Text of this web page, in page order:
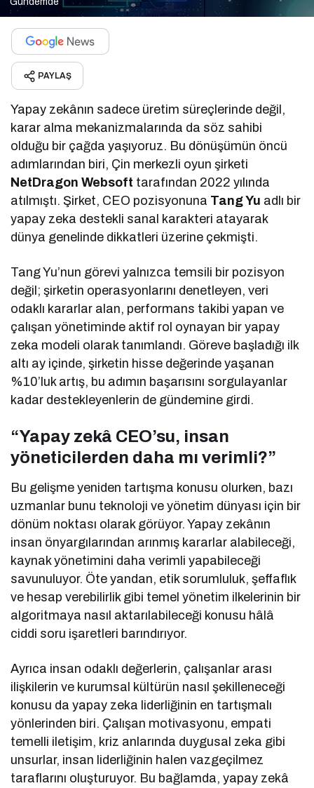
PAYLAŞ
Yapay zekânın sadece üretim süreçlerinde değil,
karar alma mekanizmalarında da söz sahibi
olduğu bir çağda yaşıyoruz. Bu dönüşümün öncü
adımlarından biri, Çin merkezli oyun şirketi
NetDragon Websoft tarafından 2022 yılında
atılmıştı. Şirket, CEO pozisyonuna Tang Yu adlı bir
yapay zeka destekli sanal karakteri atayarak
dünya genelinde dikkatleri üzerine çekmişti.
Tang Yu’nun görevi yalnızca temsili bir pozisyon
değil; şirketin operasyonlarını denetleyen, veri
odaklı kararlar alan, performans takibi yapan ve
çalışan yönetiminde aktif rol oynayan bir yapay
zeka modeli olarak tanımlandı. Göreve başladığı ilk
altı ay içinde, şirketin hisse değerinde yaşanan
%10’luk artış, bu adımın başarısını sorgulayanlar
kadar destekleyenlerin de gündemine girdi.
“Yapay zekâ CEO’su, insan
yöneticilerden daha mı verimli?”
Bu gelişme yeniden tartışma konusu olurken, bazı
uzmanlar bunu teknoloji ve yönetim dünyası için bir
dönüm noktası olarak görüyor. Yapay zekânın
insan önyargılarından arınmış kararlar alabileceği,
kaynak yönetimini daha verimli yapabileceği
savunuluyor. Öte yandan, etik sorumluluk, şeffaflık
ve hesap verebilirlik gibi temel yönetim ilkelerinin bir
algoritmaya nasıl aktarılabileceği konusu hâlâ
ciddi soru işaretleri barındırıyor.
Ayrıca insan odaklı değerlerin, çalışanlar arası
ilişkilerin ve kurumsal kültürün nasıl şekilleneceği
konusu da yapay zeka liderliğinin en tartışmalı
yönlerinden biri. Çalışan motivasyonu, empati
temelli iletişim, kriz anlarında duygusal zeka gibi
unsurlar, insan liderliğinin halen vazgeçilmez
taraflarını oluşturuyor. Bu bağlamda, yapay zekâ